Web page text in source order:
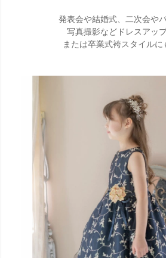
発表会や結婚式、二次会や
写真撮影などドレスアップ
または卒業式袴スタイルに